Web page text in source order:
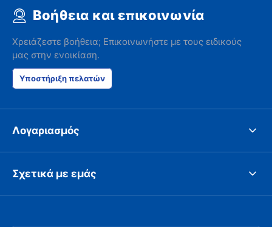
Βοήθεια και επικοινωνία
Χρειάζεστε βοήθεια; Επικοινωνήστε με τους ειδικούς
μας στην ενοικίαση.
Υποστήριξη πελατών
Λογαριασμός
Σχετικά με εμάς